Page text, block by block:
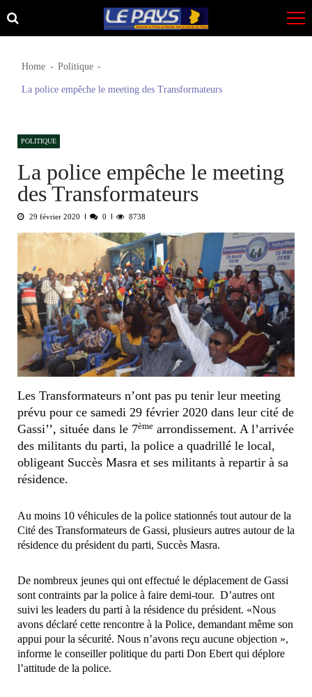
Skip
to
Skip
to
Home Politique
La police empêche le meeting des Transformateurs
POLITIQUE
La police empêche le meeting
des Transformateurs
29 février 2020 0 8738
Les Transformateurs n’ont pas pu tenir leur meeting
prévu pour ce samedi 29 février 2020 dans leur cité de
Gassi’’, située dans le 7ème arrondissement. A l’arrivée
des militants du parti, la police a quadrillé le local,
obligeant Succès Masra et ses militants à repartir à sa
résidence.
Au moins 10 véhicules de la police stationnés tout autour de la
Cité des Transformateurs de Gassi, plusieurs autres autour de la
résidence du président du parti, Succès Masra.
De nombreux jeunes qui ont effectué le déplacement de Gassi
sont contraints par la police à faire demi-tour. D’autres ont
suivi les leaders du parti à la résidence du président. «Nous
avons déclaré cette rencontre à la Police, demandant même son
appui pour la sécurité. Nous n’avons reçu aucune objection »,
informe le conseiller politique du parti Don Ebert qui déplore
l’attitude de la police.